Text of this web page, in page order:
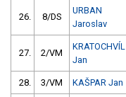
26. 8/DS
URBAN
Jaroslav
27. 2/VM
KRATOCHVÍL
Jan
28. 3/VM KAŠPAR Jan